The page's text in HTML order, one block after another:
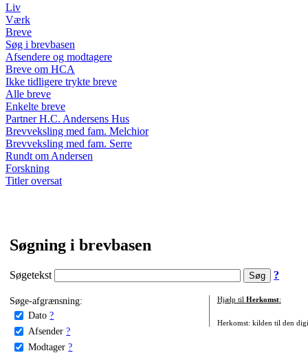
Liv
Værk
Breve
Søg i brevbasen
Afsendere og modtagere
Breve om HCA
Ikke tidligere trykte breve
Alle breve
Enkelte breve
Partner H.C. Andersens Hus
Brevveksling med fam. Melchior
Brevveksling med fam. Serre
Rundt om Andersen
Forskning
Titler oversat
Søgning i brevbasen
Søgetekst ?
Søge-afgrænsning:
Dato ?
Afsender ?
Modtager ?
Hjælp til Herkomst:
Herkomst: kilden til den